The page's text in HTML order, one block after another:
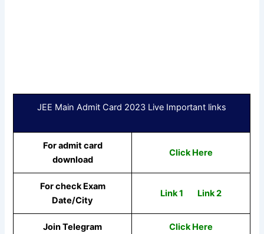
JEE Main Admit Card 2023 Live Important links
For admit card
download
Click Here
For check Exam
Date/City
Link 1 Link 2
Join Telegram Click Here